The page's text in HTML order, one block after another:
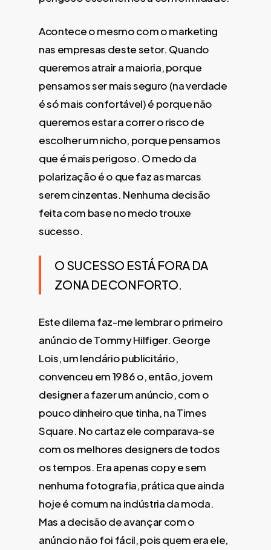
Acontece o mesmo com o marketing
nas empresas deste setor. Quando
queremos atrair a maioria, porque
pensamos ser mais seguro (na verdade
é só mais confortável) é porque não
queremos estar a correr o risco de
escolher um nicho, porque pensamos
que é mais perigoso. O medo da
polarização é o que faz as marcas
serem cinzentas. Nenhuma decisão
feita com base no medo trouxe
sucesso.
O SUCESSO ESTÁ FORA DA
ZONA DE CONFORTO.
Este dilema faz-me lembrar o primeiro
anúncio de Tommy Hilfiger. George
Lois, um lendário publicitário,
convenceu em 1986 o, então, jovem
designer a fazer um anúncio, com o
pouco dinheiro que tinha, na Times
Square. No cartaz ele comparava-se
com os melhores designers de todos
os tempos. Era apenas copy e sem
nenhuma fotografia, prática que ainda
hoje é comum na indústria da moda.
Mas a decisão de avançar com o
anúncio não foi fácil, pois quem era ele,